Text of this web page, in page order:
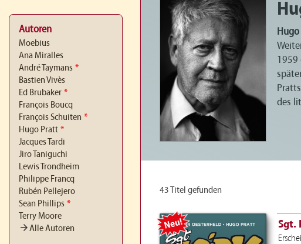
Autoren
Moebius
Ana Miralles
André Taymans *
Bastien Vivès
Ed Brubaker *
François Boucq
François Schuiten *
Hugo Pratt *
Jacques Tardi
Jiro Taniguchi
Lewis Trondheim
Philippe Francq
Rubén Pellejero
Sean Phillips *
Terry Moore
arrow_forwardAlle Autoren
1959
des
43 Titel gefunden
NEU
Sgt.